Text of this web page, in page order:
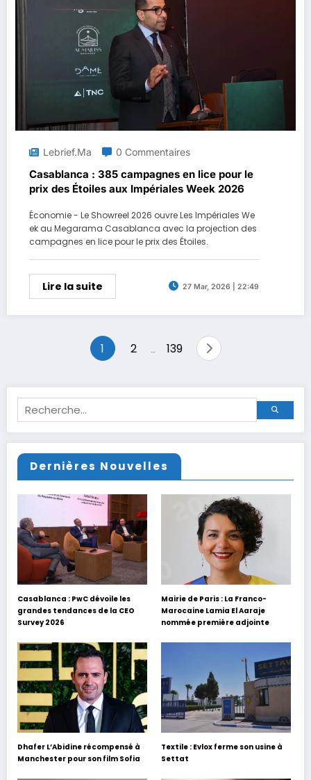
Lebrief.ma 0 Commentaires
Casablanca : 385 campagnes en lice pour le
prix des Étoiles aux Impériales Week 2026
Économie - Le Showreel 2026 ouvre Les Impériales We
ek au Megarama Casablanca avec la projection des
campagnes en lice pour le prix des Étoiles.
Lire la suite 27 Mar, 2026 | 22:49
Pagination
publications
1 2 … 139
Dernières Nouvelles
Casablanca : PwC dévoile les
grandes tendances de la CEO
Survey 2026
Mairie de Paris : La Franco-
Marocaine Lamia El Aaraje
nommée première adjointe
Dhafer L’Abidine récompensé à
Manchester pour son film Sofia
Textile : Evlox ferme son usine à
Settat